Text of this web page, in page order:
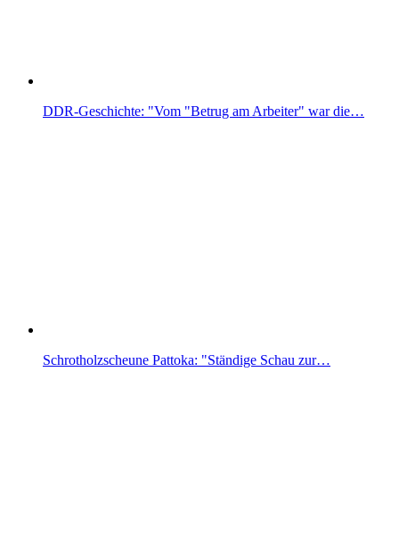
DDR-Geschichte: "Vom "Betrug am Arbeiter" war die…
Schrotholzscheune Pattoka: "Ständige Schau zur…